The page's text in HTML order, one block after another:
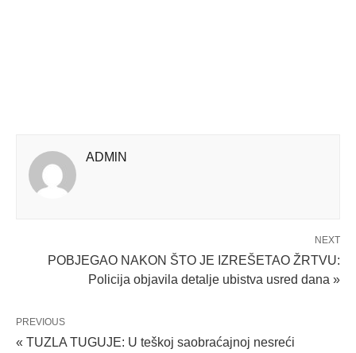
ADMlN
NEXT
POBJEGAO NAKON ŠTO JE IZREŠETAO ŽRTVU:
Policija objavila detalje ubistva usred dana »
PREVIOUS
« TUZLA TUGUJE: U teškoj saobraćajnoj nesreći